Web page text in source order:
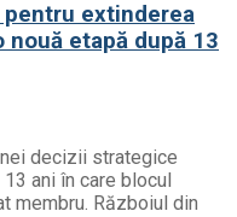
pentru extinderea
nouă etapă după 13
decizii strategice
ani în care blocul
membru. Războiul din